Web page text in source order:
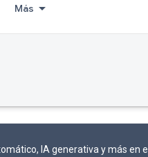
Más
IA generativa y más en el